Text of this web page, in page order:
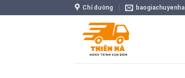
Chỉ đường